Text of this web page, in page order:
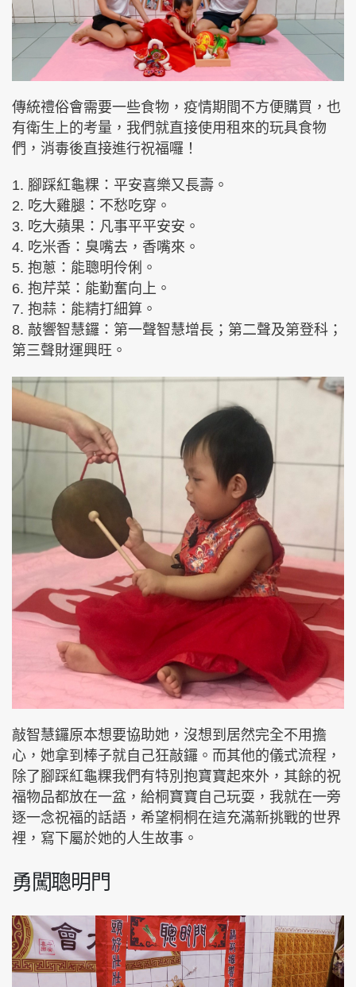
傳統禮俗會需要一些食物，疫情期間不方便購買，也
有衛生上的考量，我們就直接使用租來的玩具食物
們，消毒後直接進行祝福囉！
1. 腳踩紅龜粿：平安喜樂又長壽。
2. 吃大雞腿：不愁吃穿。
3. 吃大蘋果：凡事平平安安。
4. 吃米香：臭嘴去，香嘴來。
5. 抱蔥：能聰明伶俐。
6. 抱芹菜：能勤奮向上。
7. 抱蒜：能精打細算。
8. 敲響智慧鑼：第一聲智慧增長；第二聲及第登科；
第三聲財運興旺。
敲智慧鑼原本想要協助她，沒想到居然完全不用擔
心，她拿到棒子就自己狂敲鑼。而其他的儀式流程，
除了腳踩紅龜粿我們有特別抱寶寶起來外，其餘的祝
福物品都放在一盆，給桐寶寶自己玩耍，我就在一旁
逐一念祝福的話語，希望桐桐在這充滿新挑戰的世界
裡，寫下屬於她的人生故事。
勇闖聰明門